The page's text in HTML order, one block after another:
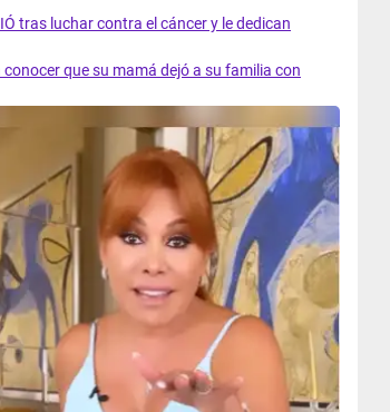
tras luchar contra el cáncer y le dedican
que su mamá dejó a su familia con